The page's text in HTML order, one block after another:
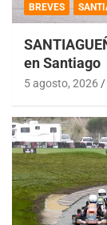
BREVES
en Santiago
5 agosto, 2026